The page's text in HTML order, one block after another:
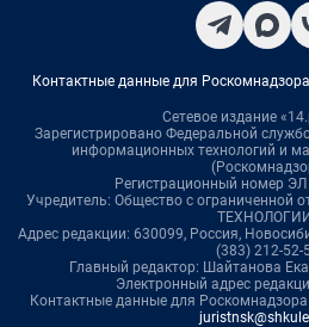
Контактные данные для
Сетевое издание
Зарегистрировано Федеральной
информационных технологий и
Регистрационный номер
Учредитель: Общество с ограниченной
Адрес редакции: 630099, Россия,
(383) 212-52-
Главный редактор: Шайтанова
Электронный адрес
Контактные данные для Роскомнадзора